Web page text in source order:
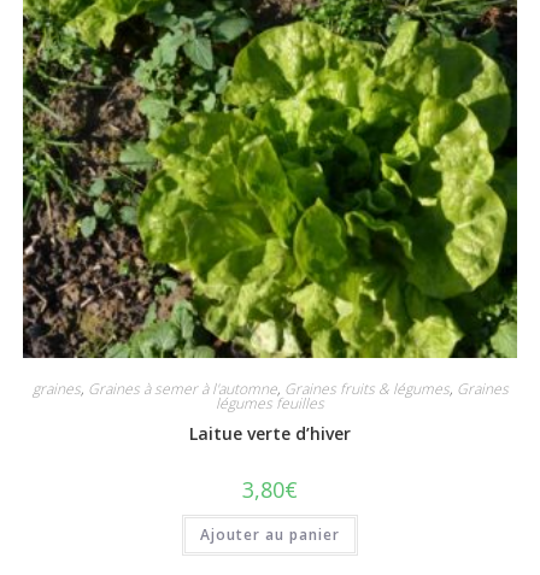
graines, Graines à semer à l'automne, Graines fruits & légumes, Graines
légumes feuilles
Laitue verte d’hiver
3,80€
Ajouter au panier